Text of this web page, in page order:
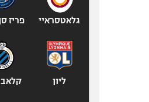
אגרוף
ספורט
UFC
גלאטסראיי פריז
ליון קלאב